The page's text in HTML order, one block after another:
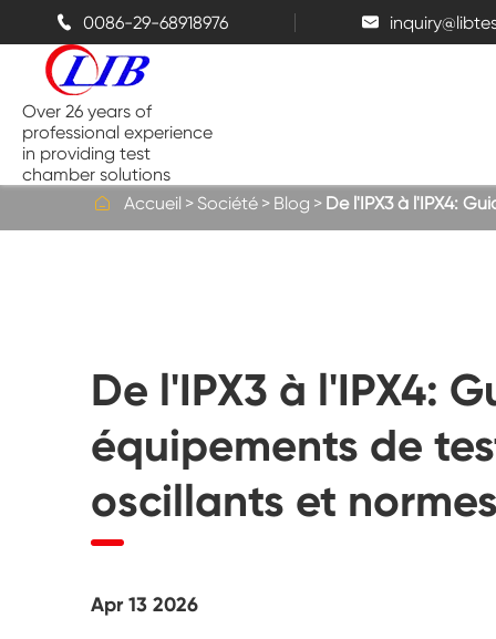
 0086-29-68918976 
Over 26 years of
professional experience
in providing test
chamber solutions
Chambres thermiques
Chambres de pulvérisation de sel
Testeur d'altération UV
Chambre d'essai de pluie
 Accueil Société Blog De l'IPX3 à l'IPX4:
De l'IPX3 à l'IPX4:
équipements de
oscillants et
Apr 13 2026